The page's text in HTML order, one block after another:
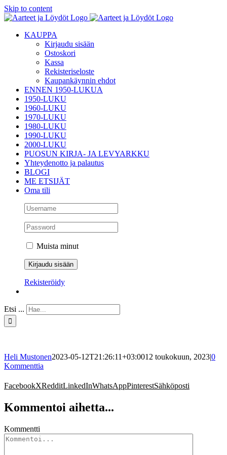
Skip to content
KAUPPA
Kirjaudu sisään
Ostoskori
Kassa
Rekisteriseloste
Kaupankäynnin ehdot
ENNEN 1950-LUKUA
1950-LUKU
1960-LUKU
1970-LUKU
1980-LUKU
1990-LUKU
2000-LUKU
PUOSUN KIRJA- JA LEVYARKKU
Yhteydenotto ja palautus
BLOGI
ME ETSIJÄT
Oma tili
Muista minut
Rekisteröidy
Etsi ...
Heli Mustonen2023-05-12T21:26:11+03:0012 toukokuun, 2023|0
Kommenttia
FacebookXRedditLinkedInWhatsAppPinterestSähköposti
Kommentoi aihetta...
Kommentti